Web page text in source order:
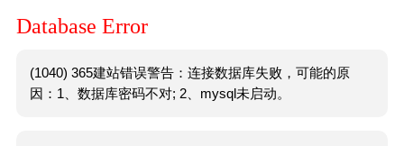
Database Error
(1040) 365建站错误警告：连接数据库失败，可能的原
因：1、数据库密码不对; 2、mysql未启动。